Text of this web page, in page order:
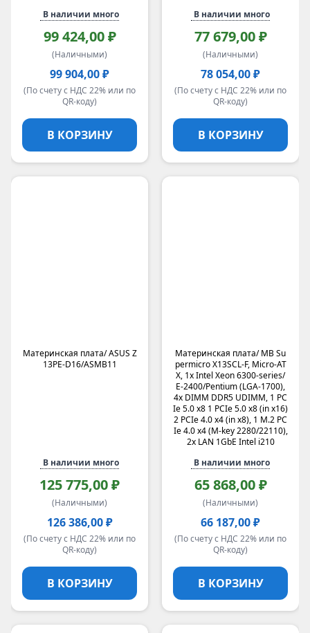
В наличии много
99 424,00 ₽
(Наличными)
99 904,00 ₽
(По счету с НДС 22% или по
QR-коду)
В КОРЗИНУ
В наличии много
77 679,00 ₽
(Наличными)
78 054,00 ₽
(По счету с НДС 22% или по
QR-коду)
В КОРЗИНУ
Материнская плата/ ASUS Z
13PE-D16/ASMB11
В наличии много
125 775,00 ₽
(Наличными)
126 386,00 ₽
(По счету с НДС 22% или по
QR-коду)
В КОРЗИНУ
Материнская плата/ MB Su
permicro X13SCL-F, Micro-AT
X, 1x Intel Xeon 6300-series/
E-2400/Pentium (LGA-1700),
4x DIMM DDR5 UDIMM, 1 PC
Ie 5.0 x8 1 PCIe 5.0 x8 (in x16)
2 PCIe 4.0 x4 (in x8), 1 M.2 PC
Ie 4.0 x4 (M-key 2280/22110),
2x LAN 1GbE Intel i210
В наличии много
65 868,00 ₽
(Наличными)
66 187,00 ₽
(По счету с НДС 22% или по
QR-коду)
В КОРЗИНУ